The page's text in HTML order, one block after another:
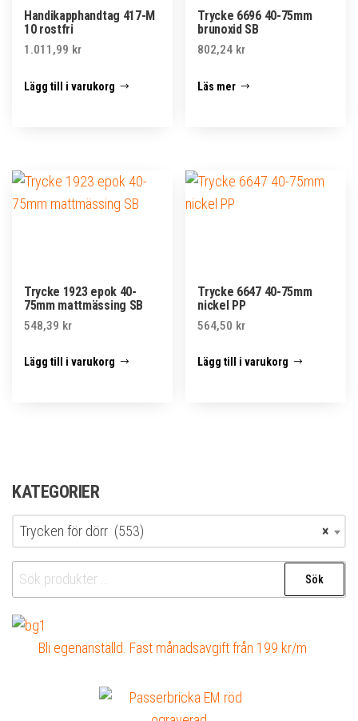
Handikapphandtag 417-M
10 rostfri
1.011,99 kr
Lägg till i varukorg
Trycke 6696 40-75mm
brunoxid SB
802,24 kr
Läs mer
Trycke 1923 epok 40-
75mm mattmässing SB
548,39 kr
Lägg till i varukorg
Trycke 6647 40-75mm
nickel PP
564,50 kr
Lägg till i varukorg
KATEGORIER
×
Trycken för dörr (553)
Sök
efter:
Sök
Bli egenanställd. Fast månadsavgift från 199 kr/m